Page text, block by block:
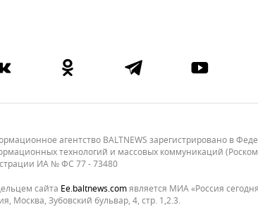
агентство BALTNEWS зарегистрировано в
технологий и массовых коммуникаций
ИА № ФС 77 - 73480
сайта
ee.baltnews.comявляется МИА «Россия
Москва, Зубовский бульвар, 4, стр. 1,2.3.